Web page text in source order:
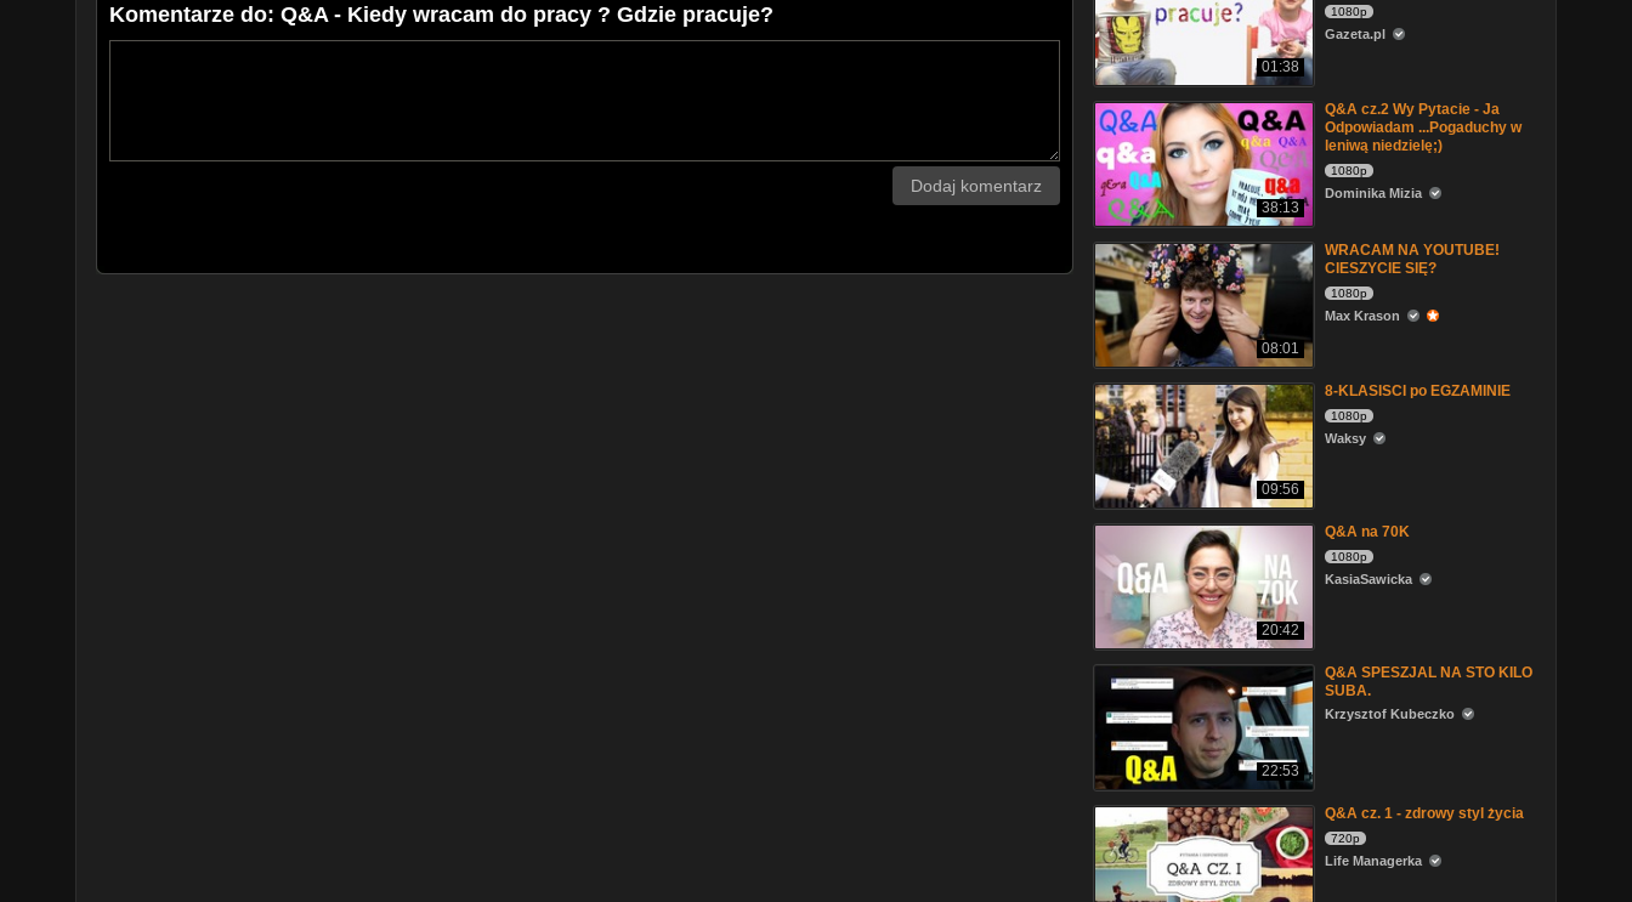
Komentarze do: Q&A - Kiedy wracam do pracy ? Gdzie pracuje?
Dodaj komentarz
01:38
1080p
Gazeta.pl
38:13
Q&A cz.2 Wy Pytacie - Ja
Odpowiadam ...Pogaduchy w
leniwą niedzielę;)
1080p
Dominika Mizia
08:01
WRACAM NA YOUTUBE!
CIESZYCIE SIĘ?
1080p
Max Krason
09:56
8-KLASISCI po EGZAMINIE
1080p
Waksy
20:42
Q&A na 70K
1080p
KasiaSawicka
22:53
Q&A SPESZJAL NA STO KILO
SUBA.
Krzysztof Kubeczko
Q&A cz. 1 - zdrowy styl życia
720p
Life Managerka